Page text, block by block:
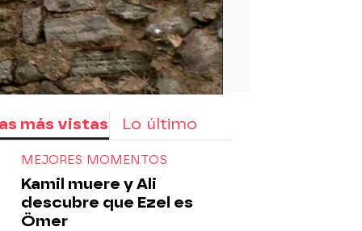
más vistas Lo último
MEJORES MOMENTOS
Kamil muere y Ali
descubre que Ezel es
Ömer